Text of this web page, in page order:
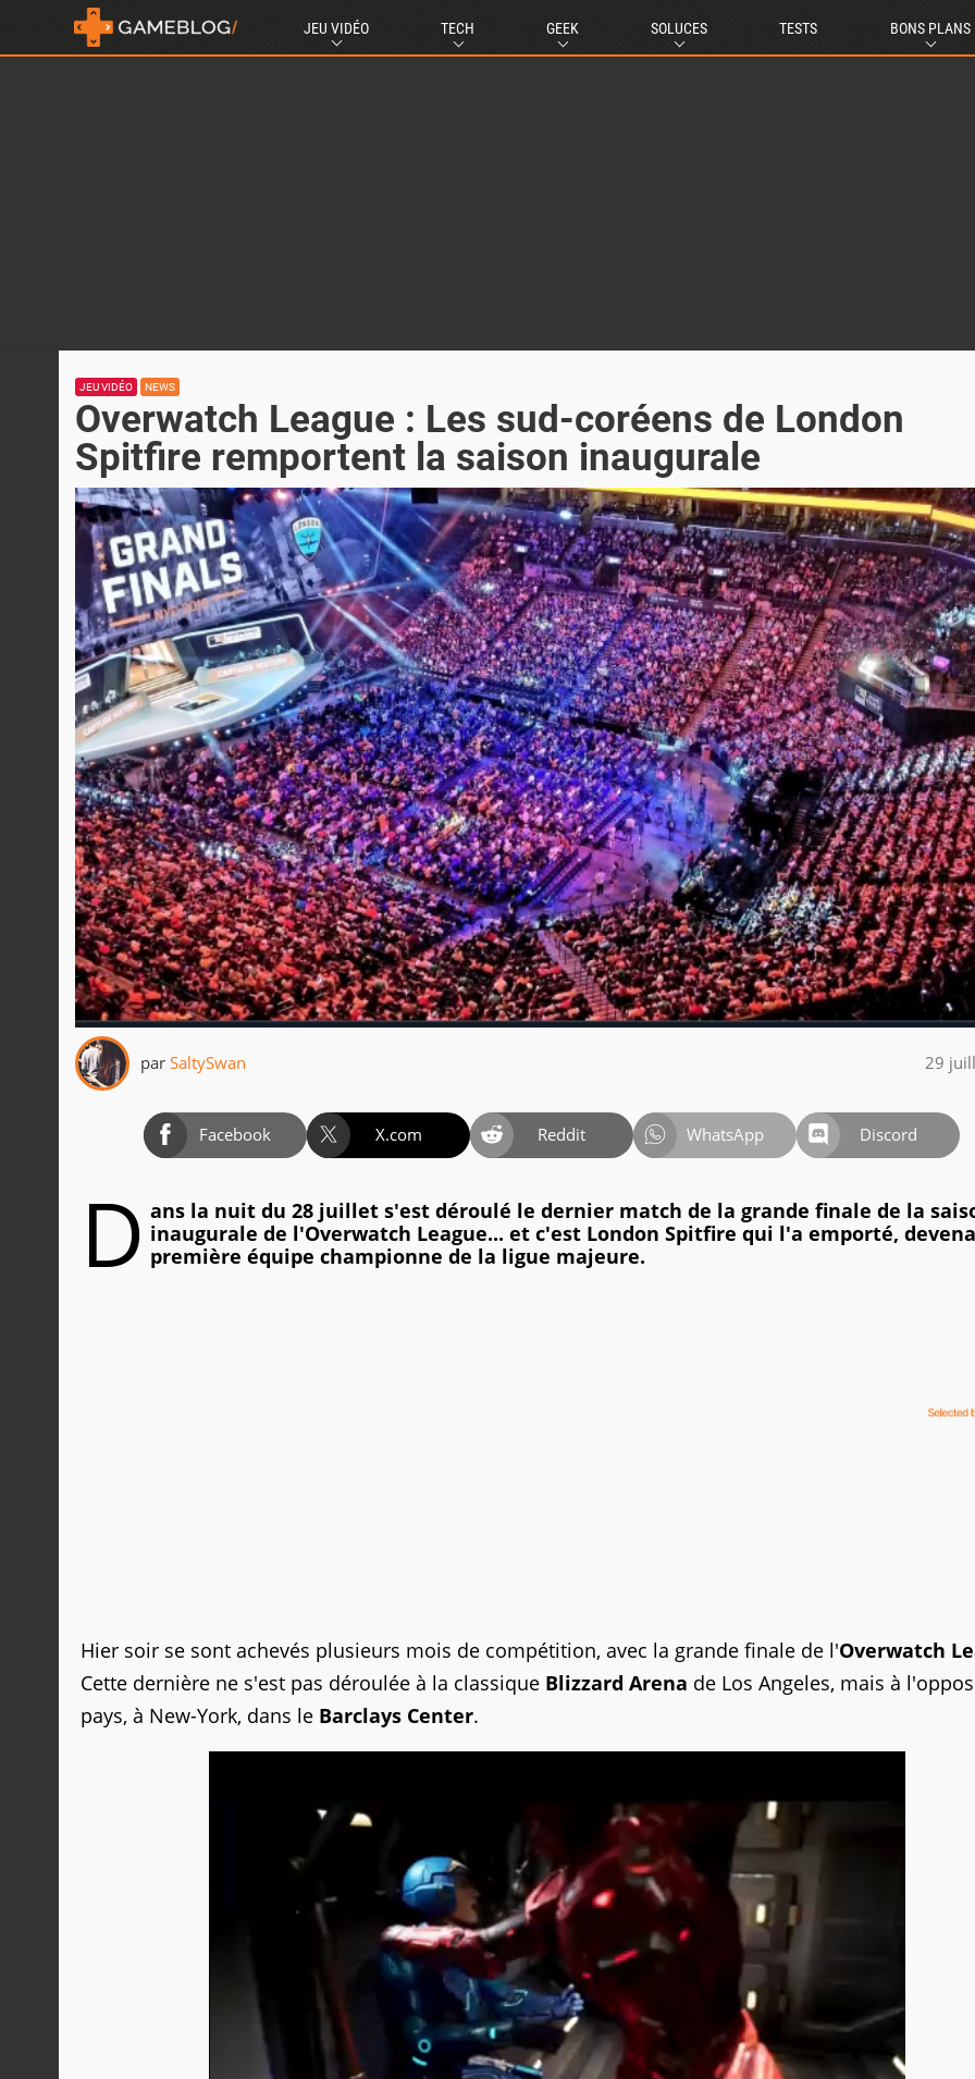
JEU VIDÉO TECH GEEK SOLUCES TESTS BONS PLANS
JEU VIDÉO NEWS
Overwatch League : Les sud-coréens de London
Spitfire remportent la saison inaugurale
par SaltySwan 29
Facebook X.com Reddit WhatsApp Discord
D ans la nuit du 28 juillet s'est déroulé le dernier match de la grande finale de la
inaugurale de l'Overwatch League... et c'est London Spitfire qui l'a emporté,
première équipe championne de la ligue majeure.
Hier soir se sont achevés plusieurs mois de compétition, avec la grande finale de l'Overwatch
Cette dernière ne s'est pas déroulée à la classique Blizzard Arena de Los Angeles, mais à
pays, à New-York, dans le Barclays Center.